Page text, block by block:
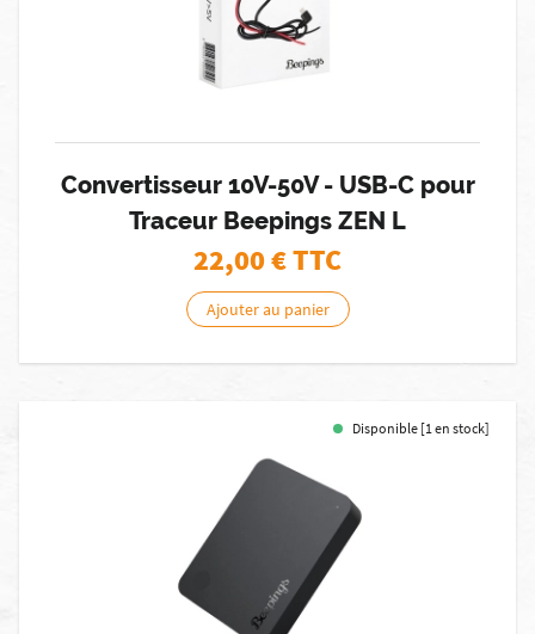
Convertisseur 10V-50V - USB-C pour
Traceur Beepings ZEN L
22,00€ TTC
Ajouter au panier
Disponible [1 en stock]